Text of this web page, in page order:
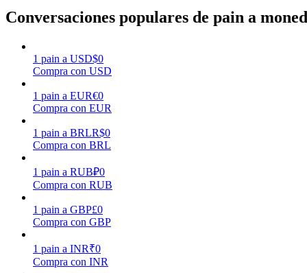
Estrategias comerciales
Aprenda cómo mantenerse rentable
Conversaciones populares de pain a
1 pain a USD$0
Compra con USD
1 pain a EUR€0
Compra con EUR
1 pain a BRLR$0
Compra con BRL
1 pain a RUB₽0
Compra con RUB
1 pain a GBP£0
Compra con GBP
1 pain a INR₹0
Compra con INR